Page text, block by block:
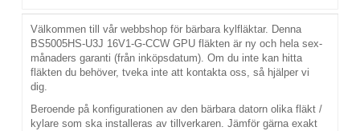
Välkommen till vår webbshop för bärbara kylfläktar. Denna
BS5005HS-U3J 16V1-G-CCW GPU fläkten är ny och hela sex-
månaders garanti (från inköpsdatum). Om du inte kan hitta
fläkten du behöver, tveka inte att kontakta oss, så hjälper vi
dig.
Beroende på konfigurationen av den bärbara datorn olika fläkt /
kylare som ska installeras av tillverkaren. Jämför gärna exakt